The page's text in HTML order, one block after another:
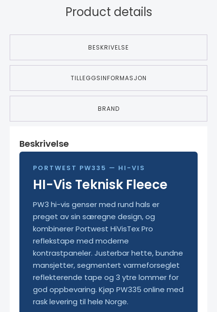
Product details
BESKRIVELSE
TILLEGGSINFORMASJON
BRAND
Beskrivelse
PORTWEST PW335 — HI-VIS
HI-Vis Teknisk Fleece
PW3 hi-vis genser med rund hals er
preget av sin særegne design, og
kombinerer Portwest HiVisTex Pro
reflekstape med moderne
kontrastpaneler. Justerbar hette, bundne
mansjetter, segmentert varmeforseglet
reflekterende tape og 3 ytre lommer for
god oppbevaring. Kjøp PW335 online med
rask levering til hele Norge.